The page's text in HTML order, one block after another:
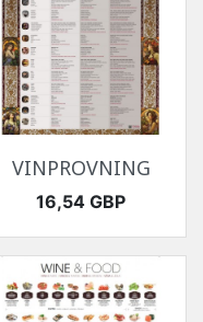
VINPROVNING
Pris
16,54 GBP